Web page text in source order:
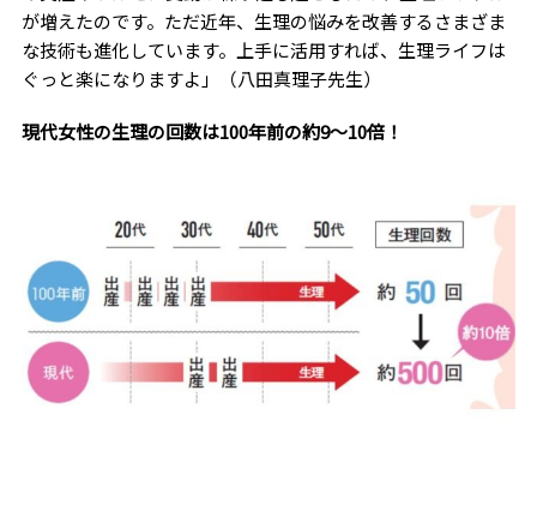
が増えたのです。ただ近年、生理の悩みを改善するさまざま
な技術も進化しています。上手に活用すれば、生理ライフは
ぐっと楽になりますよ」（八田真理子先生）
現代女性の生理の回数は100年前の約9〜10倍！